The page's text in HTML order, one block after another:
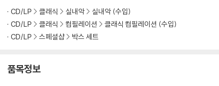
CD/LP 클래식 실내악
실내악 (수입)
CD/LP
클래식 컴필레이션
클래식 컴필레이션 (수입)
CD/LP
스페셜샵 박스 세트
품목정보